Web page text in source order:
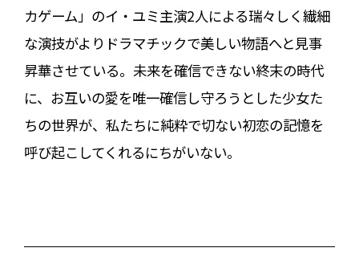
カゲーム」のイ・ユミ主演2人による瑞々しく繊細
な演技がよりドラマチックで美しい物語へと見事
昇華させている。未来を確信できない終末の時代
に、お互いの愛を唯一確信し守ろうとした少女た
ちの世界が、私たちに純粋で切ない初恋の記憶を
呼び起こしてくれるにちがいない。